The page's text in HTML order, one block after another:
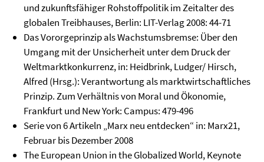
und zukunftsfähiger Rohstoffpolitik im Zeitalter des
globalen Treibhauses, Berlin: LIT-Verlag 2008: 44-71
Das Vororgeprinzip als Wachstumsbremse: Über den
Umgang mit der Unsicherheit unter dem Druck der
Weltmarktkonkurrenz, in: Heidbrink, Ludger/ Hirsch,
Alfred (Hrsg.): Verantwortung als marktwirtschaftliches
Prinzip. Zum Verhältnis von Moral und Ökonomie,
Frankfurt und New York: Campus: 479-496
Serie von 6 Artikeln „Marx neu entdecken“ in: Marx21,
Februar bis Dezember 2008
The European Union in the Globalized World, Keynote